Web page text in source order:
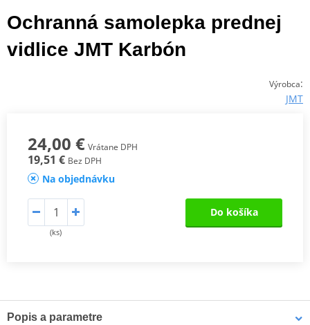
Ochranná samolepka prednej
vidlice JMT Karbón
Výrobca:
JMT
24,00 € Vrátane DPH
19,51 € Bez DPH
Na objednávku
(ks)
Do košíka
Popis a parametre